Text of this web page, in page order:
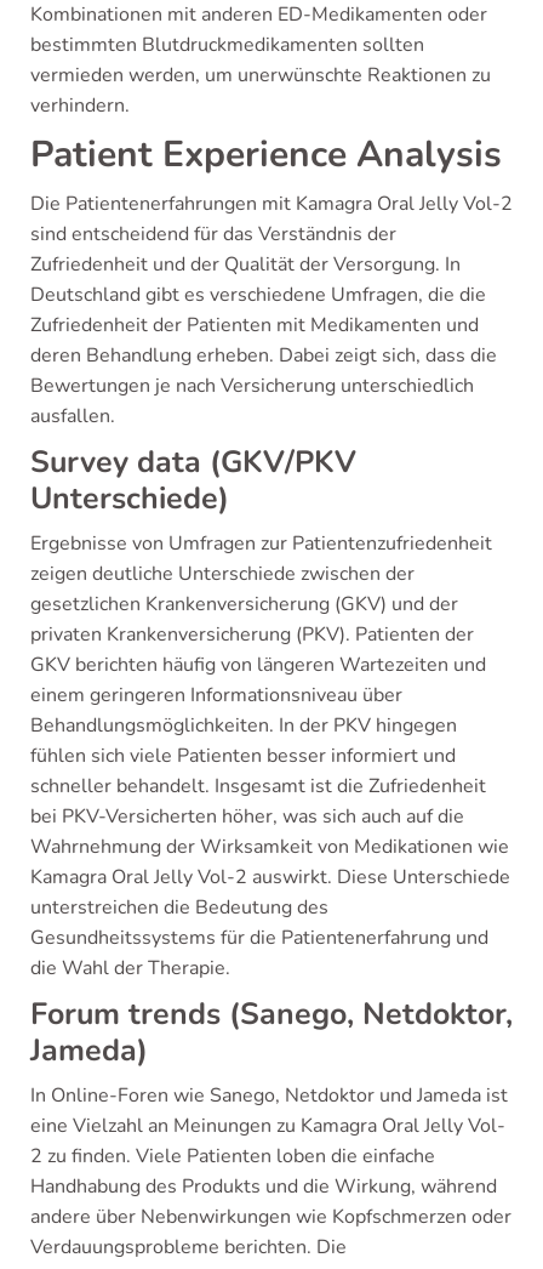
Kombinationen mit anderen ED-Medikamenten oder
bestimmten Blutdruckmedikamenten sollten
vermieden werden, um unerwünschte Reaktionen zu
verhindern.
Patient Experience Analysis
Die Patientenerfahrungen mit Kamagra Oral Jelly Vol-2
sind entscheidend für das Verständnis der
Zufriedenheit und der Qualität der Versorgung. In
Deutschland gibt es verschiedene Umfragen, die die
Zufriedenheit der Patienten mit Medikamenten und
deren Behandlung erheben. Dabei zeigt sich, dass die
Bewertungen je nach Versicherung unterschiedlich
ausfallen.
Survey data (GKV/PKV
Unterschiede)
Ergebnisse von Umfragen zur Patientenzufriedenheit
zeigen deutliche Unterschiede zwischen der
gesetzlichen Krankenversicherung (GKV) und der
privaten Krankenversicherung (PKV). Patienten der
GKV berichten häufig von längeren Wartezeiten und
einem geringeren Informationsniveau über
Behandlungsmöglichkeiten. In der PKV hingegen
fühlen sich viele Patienten besser informiert und
schneller behandelt. Insgesamt ist die Zufriedenheit
bei PKV-Versicherten höher, was sich auch auf die
Wahrnehmung der Wirksamkeit von Medikationen wie
Kamagra Oral Jelly Vol-2 auswirkt. Diese Unterschiede
unterstreichen die Bedeutung des
Gesundheitssystems für die Patientenerfahrung und
die Wahl der Therapie.
Forum trends (Sanego, Netdoktor,
Jameda)
In Online-Foren wie Sanego, Netdoktor und Jameda ist
eine Vielzahl an Meinungen zu Kamagra Oral Jelly Vol-
2 zu finden. Viele Patienten loben die einfache
Handhabung des Produkts und die Wirkung, während
andere über Nebenwirkungen wie Kopfschmerzen oder
Verdauungsprobleme berichten. Die